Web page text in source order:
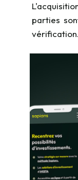
parties
vérification.